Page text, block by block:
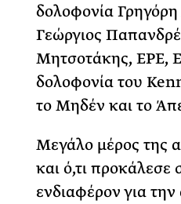
δολοφονία
Γεώργιος
Μητσοτάκης, ΕΡΕ,
δολοφονία του
το Μηδέν και το
Μεγάλο μέρος της
και ό,τι προκάλεσε
ενδιαφέρον για